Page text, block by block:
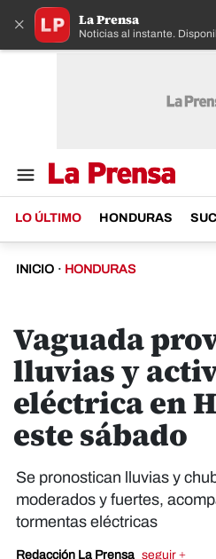
× La Prensa
Noticias al instante.
LO ÚLTIMO HONDURAS
INICIO · HONDURAS
Vaguada
lluvias y
eléctrica en
este sábado
Se pronostican lluvias y
moderados y fuertes,
tormentas eléctricas
Redacción La Prensa seguir +